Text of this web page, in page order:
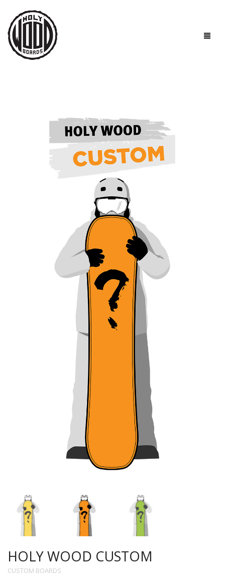
КОРИСНО ЗНАТИ
УКР ENG РУС
Гарантія
Доставка і оплата
HOLY WOOD CUSTOM
CUSTOM BOARDS